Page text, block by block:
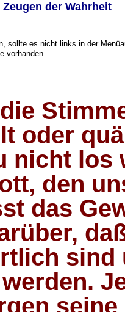
Zeugen der Wahrheit
sollte es nicht links in der
vorhanden..
oder
nicht los
den
das
sind